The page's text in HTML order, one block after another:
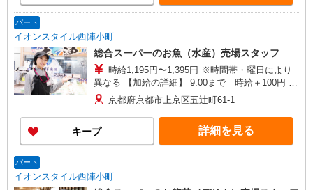
パート
イオンスタイル西陣小町
総合スーパーのお魚（水産）売場スタッフ
時給1,195円〜1,395円 ※時間帯・曜日により
異なる 【加給の詳細】 9:00まで 時給＋100円 ★
日・祝は時給100円UP！
京都府京都市上京区五辻町61-1
キープ 詳細を見る
パート
イオンスタイル西陣小町